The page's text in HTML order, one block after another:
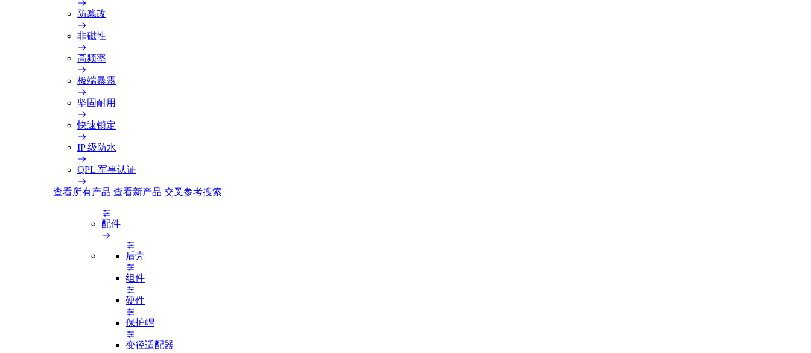
防篡改
非磁性
高频率
极端暴露
坚固耐用
快速锁定
IP 级防水
QPL 军事认证
查看所有产品 查看新产品 交叉参考搜索
配件
后壳
组件
硬件
保护帽
变径适配器